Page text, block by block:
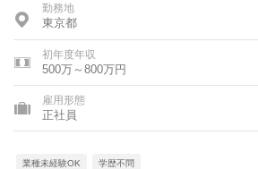
勤務地
東京都
初年度年収
500万～800万円
雇用形態
正社員
業種未経験OK 学歴不問